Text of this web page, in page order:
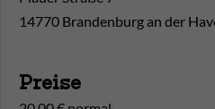
14770 Brandenburg an der
Preise